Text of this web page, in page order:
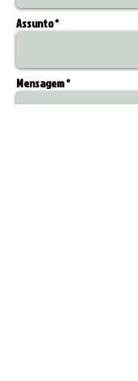
Assunto *
Mensagem *